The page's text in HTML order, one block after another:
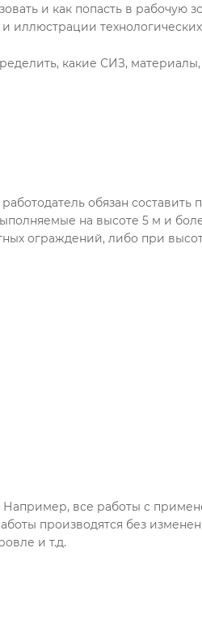
и как попасть в рабочую
иллюстрации
какие СИЗ,
обязан составить
на высоте 5 м и
ограждений, либо при
все работы с
производятся без
и т.д.